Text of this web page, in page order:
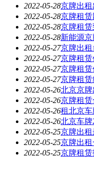
2022-05-28京牌出
2022-05-28京牌租
2022-05-28京牌租
2022-05-28新能源
2022-05-27京牌出
2022-05-27京牌租
2022-05-27京牌租
2022-05-27京牌租
2022-05-26北京京
2022-05-26京牌租
2022-05-26租北京
2022-05-26北京车
2022-05-25京牌出
2022-05-25京牌出
2022-05-25京牌租